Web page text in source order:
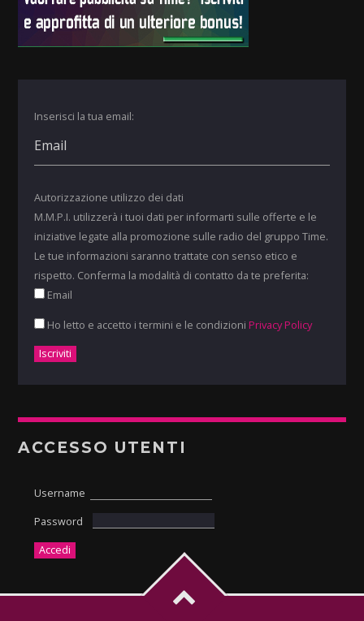
Inserisci la tua email:
Autorizzazione utilizzo dei dati
M.M.P.I. utilizzerà i tuoi dati per informarti sulle offerte e le
iniziative legate alla promozione sulle radio del gruppo Time.
Le tue informazioni saranno trattate con senso etico e
rispetto. Conferma la modalità di contatto da te preferita:
Email
Ho letto e accetto i termini e le condizioni Privacy Policy
ACCESSO UTENTI
Username
Password